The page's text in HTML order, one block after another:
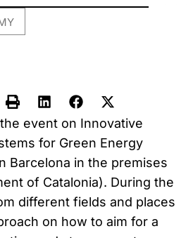
event on Innovative
for Green Energy
Barcelona in the premises
of Catalonia). During the
different fields and places
on how to aim for a